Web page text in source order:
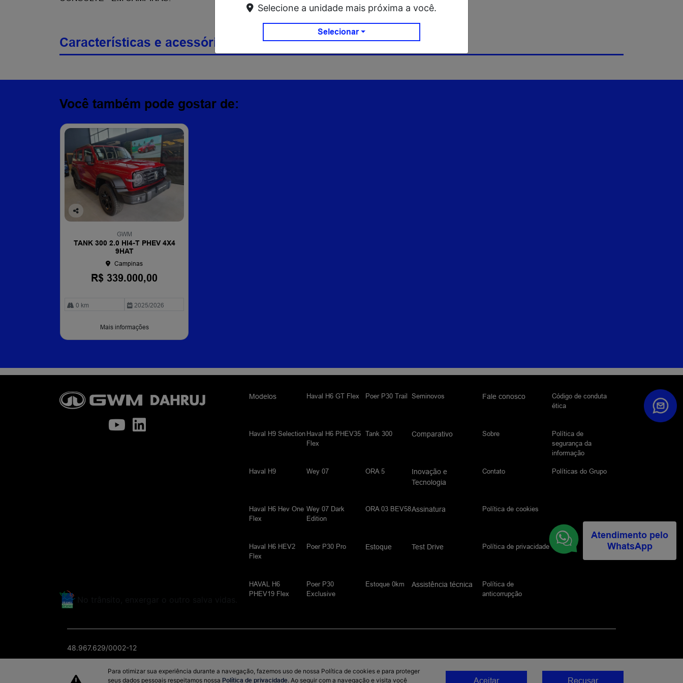
Características e acessórios
Você também pode gostar de:
Co
lhe
GWM
TANK 300 2.0 HI4-T PHEV 4X4
9HAT
Campinas
R$ 339.000,00
0 km 2025/2026
Mais informações
Modelos
Haval H9 Selection
Haval H9
Haval H6 Hev One
Flex
Haval H6 HEV2
Flex
HAVAL H6
PHEV19 Flex
Haval H6 GT Flex
Haval H6 PHEV35
Flex
Wey 07
Wey 07 Dark
Edition
Poer P30 Pro
Poer P30
Exclusive
Poer P30 Trail
Tank 300
ORA 5
ORA 03 BEV58
Estoque
Estoque 0km
Seminovos
Comparativo
Inovação e
Tecnologia
Assinatura
Test Drive
Assistência técnica
Fale conosco
Sobre
Contato
Política de cookies
Política de privacidade
Política de
anticorrupção
Código de conduta
ética
Política de
segurança da
informação
Políticas do Grupo
48.967.629/0002-12
Atendimento pelo
WhatsApp
Selecione a unidade mais próxima a você.
Selecionar
Para otimizar sua experiência durante a navegação, fazemos uso de nossa Política de cookies e para proteger
seus dados pessoais respeitamos nossa Política de privacidade. Ao seguir com a navegação e visita você Aceitar Recusar